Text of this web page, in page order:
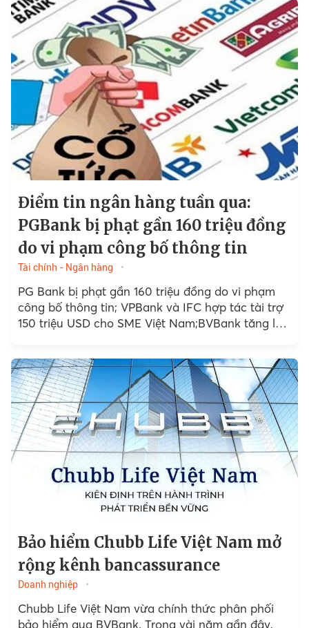
Điểm tin ngân hàng tuần qua:
PGBank bị phạt gần 160 triệu đồng
do vi phạm công bố thông tin
Tài chính - Ngân hàng
PG Bank bị phạt gần 160 triệu đồng do vi phạm
công bố thông tin; VPBank và IFC hợp tác tài trợ
150 triệu USD cho SME Việt Nam;BVBank tăng lãi
Bảo hiểm Chubb Life Việt Nam mở
rộng kênh bancassurance
Doanh nghiệp
Chubb Life Việt Nam vừa chính thức phân phối
bảo hiểm qua BVBank. Trong vài năm gần đây,